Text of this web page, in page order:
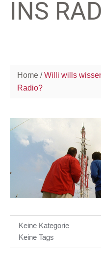
INS
Home
Willi wills
Radio?
Keine Kategorie
Keine Tags